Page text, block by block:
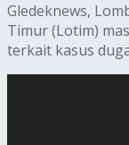
Gledeknews,
Timur (Lotim)
terkait kasus